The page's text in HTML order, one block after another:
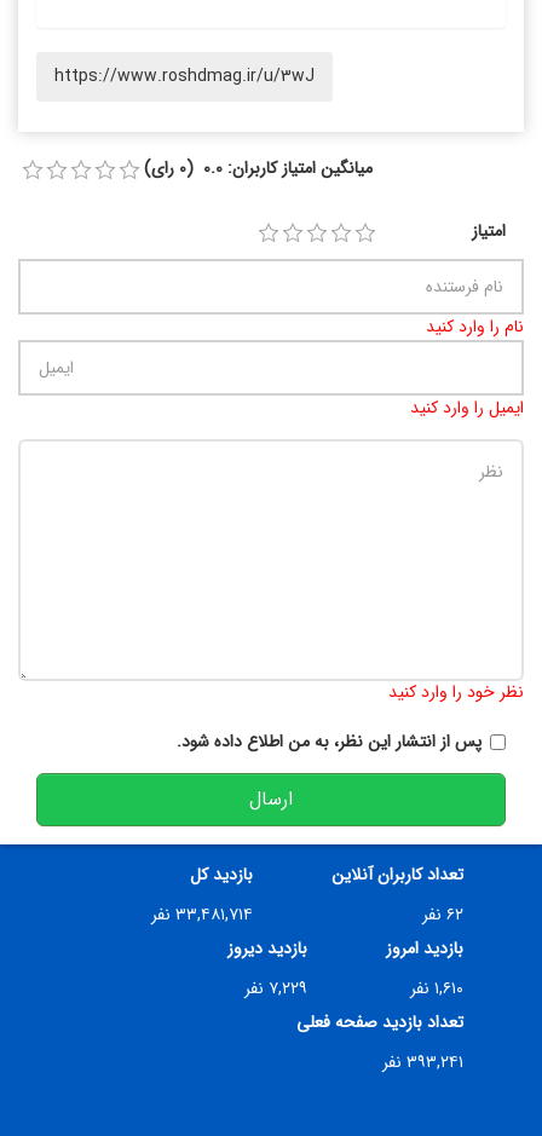
https://www.roshdmag.ir/u/3wJ
میانگین امتیاز کاربران: 0.0 (0 رای)
امتیاز
نام را وارد کنید
ایمیل را وارد کنید
نظر خود را وارد کنید
پس از انتشار این نظر، به من اطلاع داده شود.
ارسال
تعداد کاربران آنلاین
۶۲ نفر
بازدید کل
۳۳,۴۸۱,۷۱۴ نفر
بازدید امروز
۱,۶۱۰ نفر
بازدید دیروز
۷,۲۲۹ نفر
تعداد بازدید صفحه فعلی
۳۹۳,۲۴۱ نفر